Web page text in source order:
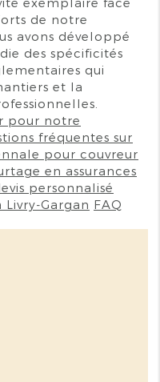
de notre
avons développé
des spécificités
qui
et la
pour notre
fréquentes sur
pour couvreur
en assurances
personnalisé
Gargan FAQ